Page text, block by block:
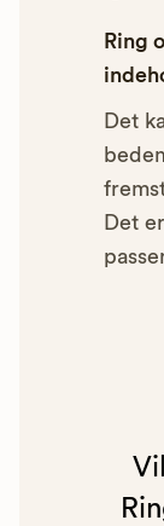
Ring
Det
Det